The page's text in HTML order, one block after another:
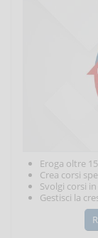
Eroga oltre
Crea corsi
Svolgi corsi
Gestisci la